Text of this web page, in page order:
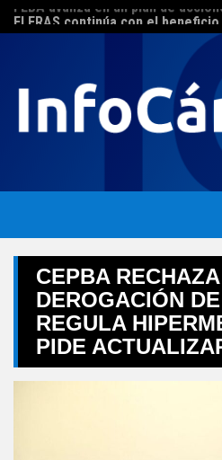
Skip
to
El ERAS continúa con el
CEPBA
DEROGACIÓN
REGULA
PIDE